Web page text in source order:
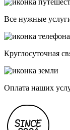
Все нужные
Круглосуточная
Оплата наших